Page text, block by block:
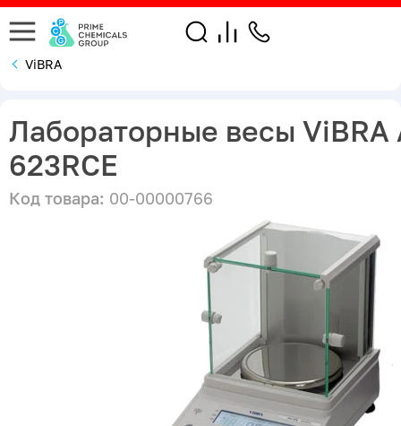
ViBRA
Лабораторные весы ViBRA
623RCE
Код товара: 00-00000766